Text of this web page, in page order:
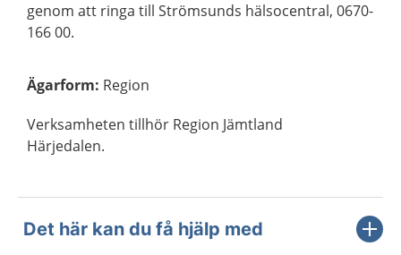
genom att ringa till Strömsunds hälsocentral, 0670-
166 00.
Ägarform: Region
Verksamheten tillhör Region Jämtland
Härjedalen.
Det här kan du få hjälp med